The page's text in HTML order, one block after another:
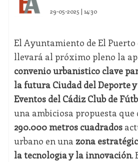
29-05-2025 | 14:30
El Ayuntamiento de El
llevará al próximo pleno la
convenio urbanístico clave
la futura Ciudad del Deporte
Eventos del Cádiz Club de
una ambiciosa propuesta que
290.000 metros cuadrados
urbano en una zona
la tecnología y la innovación.